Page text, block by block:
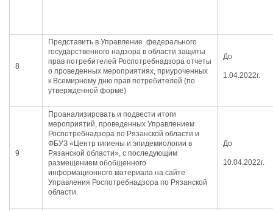
8
Представить в Управление федерального
государственного надзора в области защиты
прав потребителей Роспотребнадзора отчеты
о проведенных мероприятиях, приуроченных
к Всемирному дню прав потребителей (по
утвержденной форме)
До
1.04.2022г.
9
Проанализировать и подвести итоги
мероприятий, проведенных Управлением
Роспотребнадзора по Рязанской области и
ФБУЗ «Центр гигиены и эпидемиологии в
Рязанской области», с последующим
размещением обобщенного
информационного материала на сайте
Управления Роспотребнадзора по Рязанской
области.
До
10.04.2022г.